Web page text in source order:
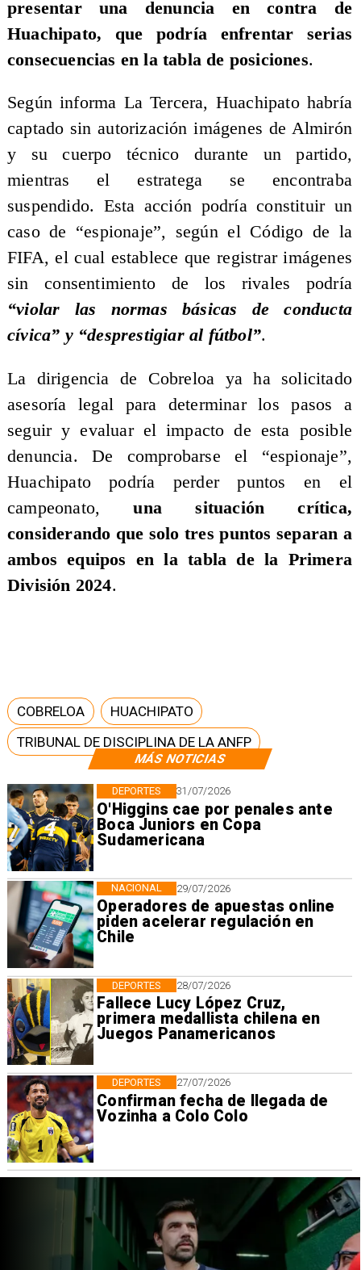
MÁS NOTICIAS
31/07/2026
O'Higgins cae por penales ante
Boca Juniors en Copa
Sudamericana
DEPORTES
29/07/2026
Operadores de apuestas online
piden acelerar regulación en
Chile
NACIONAL
28/07/2026
Fallece Lucy López Cruz,
primera medallista chilena en
Juegos Panamericanos
DEPORTES
27/07/2026
Confirman fecha de llegada de
Vozinha a Colo Colo
DEPORTES
presentar una denuncia en contra de
Huachipato, que podría enfrentar serias
consecuencias en la tabla de posiciones.
Según informa La Tercera, Huachipato habría
captado sin autorización imágenes de Almirón
y su cuerpo técnico durante un partido,
mientras el estratega se encontraba
suspendido. Esta acción podría constituir un
caso de “espionaje”, según el Código de la
FIFA, el cual establece que registrar imágenes
sin consentimiento de los rivales podría
“violar las normas básicas de conducta
cívica” y “desprestigiar al fútbol”.
La dirigencia de Cobreloa ya ha solicitado
asesoría legal para determinar los pasos a
seguir y evaluar el impacto de esta posible
denuncia. De comprobarse el “espionaje”,
Huachipato podría perder puntos en el
campeonato,una situación crítica,
considerando que solo tres puntos separan a
ambos equipos en la tabla de la Primera
División 2024.
COBRELOA
HUACHIPATO
TRIBUNAL DE DISCIPLINA DE LA ANFP